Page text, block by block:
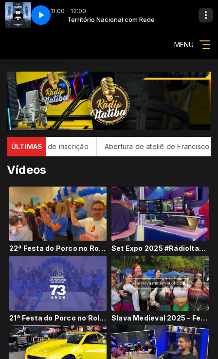
11:00 - 12:00
Território Nacional com Rede
RÁDIO ITATIBA - 002 - LASER
MENU
ÚLTIMASAbertura de ateliê de Francisco Brennand celebra
Vídeos
22ª Festa do Porco no Rolete e aniversário do Lar Itatibense da Criança Set Expo 2025 #RádioItatiba #Live #Itatiba #SetExpo #SetExpo2025
21ª Festa do Porco no Rolete e 73 anos do Lar Itatibense da Criança #Itatiba Slava Medieval 2025 - Feira medieval, mística e cigana #RádioItatiba #Live #Itatiba #Jundiaí